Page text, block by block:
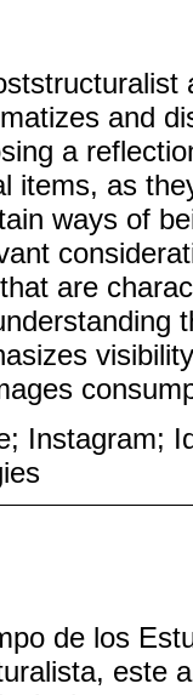
and
a
items, as
ways of
are
Instagram;
de los
este